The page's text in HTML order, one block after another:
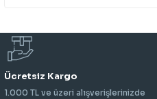
Ücretsiz Kargo
1.000 TL ve üzeri alışverişlerinizde